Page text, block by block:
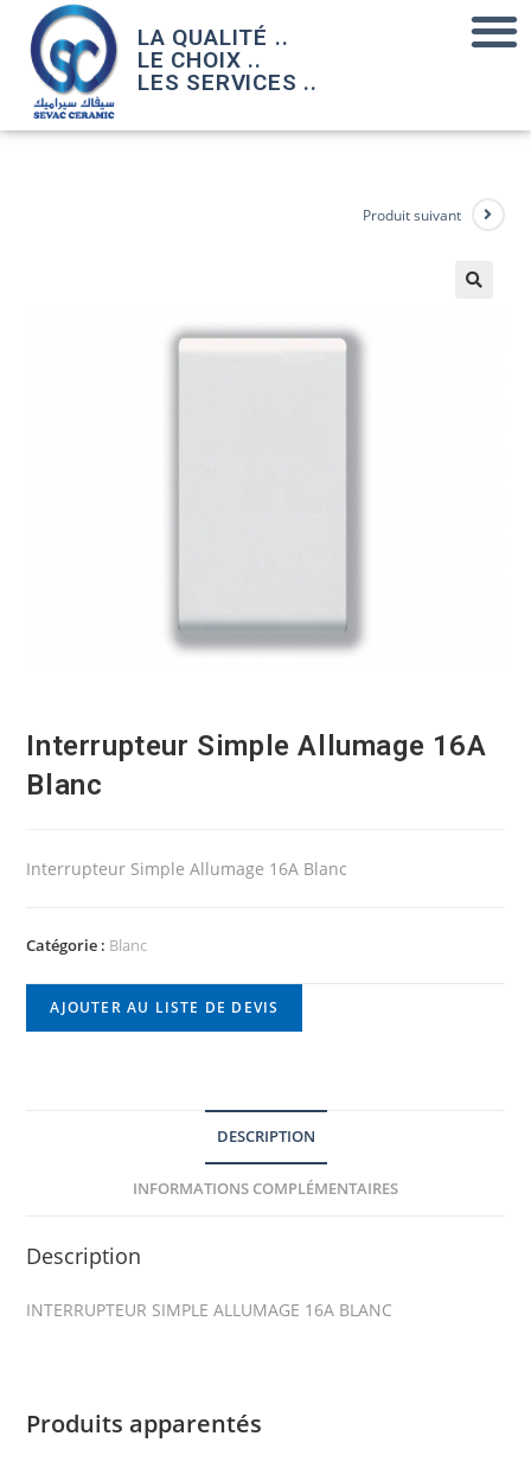
LA QUALITÉ ..
LE CHOIX ..
LES SERVICES ..
Produit suivant
Interrupteur Simple Allumage 16A
Blanc
Interrupteur Simple Allumage 16A Blanc
Catégorie : Blanc
AJOUTER AU LISTE DE DEVIS
DESCRIPTION
INFORMATIONS COMPLÉMENTAIRES
Description
INTERRUPTEUR SIMPLE ALLUMAGE 16A BLANC
Produits apparentés